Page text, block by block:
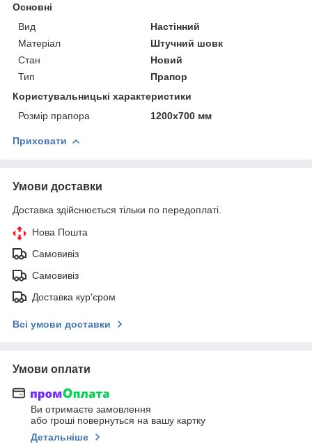
Основні
Вид
Настінний
Матеріал
Штучний шовк
Стан
Новий
Тип
Прапор
Користувальницькі характеристики
Розмір прапора
1200х700 мм
Приховати
Умови доставки
Доставка здійснюється тільки по передоплаті.
Нова Пошта
Самовивіз
Самовивіз
Доставка кур'єром
Всі умови доставки
Умови оплати
Ви отримаєте замовлення
або гроші повернуться на вашу картку
Детальніше